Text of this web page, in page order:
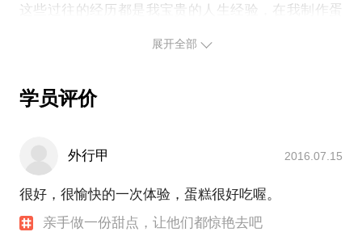
这些过往的经历都是我宝贵的人生经验，在我制作蛋
感。吃过我做的蛋糕的人，都觉得里面有种不一样的
们的面对面学习，会给你带来不一样的感受。
展开全部
学员评价
外行甲 2016.07.15
很好，很愉快的一次体验，蛋糕很好吃喔。
亲手做一份甜点，让他们都惊艳去吧